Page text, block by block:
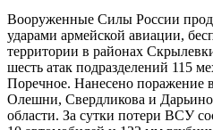
Вооруженные Силы России
ударами армейской авиации,
территории в районах
шесть атак подразделений 115
Поречное. Нанесено поражение
Олешни, Свердликова и
области. За сутки потери ВСУ